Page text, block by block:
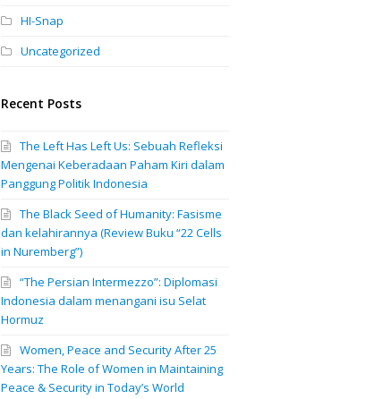
HI-Snap
Uncategorized
Recent Posts
The Left Has Left Us: Sebuah Refleksi
Mengenai Keberadaan Paham Kiri dalam
Panggung Politik Indonesia
The Black Seed of Humanity: Fasisme
dan kelahirannya (Review Buku “22 Cells
in Nuremberg”)
“The Persian Intermezzo”: Diplomasi
Indonesia dalam menangani isu Selat
Hormuz
Women, Peace and Security After 25
Years: The Role of Women in Maintaining
Peace & Security in Today’s World